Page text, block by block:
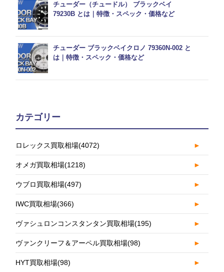
チューダー（チュードル） ブラックベイ
79230B とは｜特徴・スペック・価格など
チューダー ブラックベイクロノ 79360N-002 と
は｜特徴・スペック・価格など
カテゴリー
ロレックス買取相場(4072) ►
オメガ買取相場(1218) ►
ウブロ買取相場(497) ►
IWC買取相場(366) ►
ヴァシュロンコンスタンタン買取相場(195) ►
ヴァンクリーフ＆アーペル買取相場(98) ►
HYT買取相場(98) ►